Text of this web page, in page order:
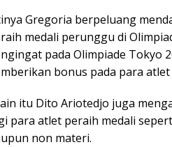
Gregoria berpeluang
medali perunggu di
pada Olimpiade Tokyo
bonus pada para
itu Dito Ariotedjo juga
para atlet peraih medali
non materi.